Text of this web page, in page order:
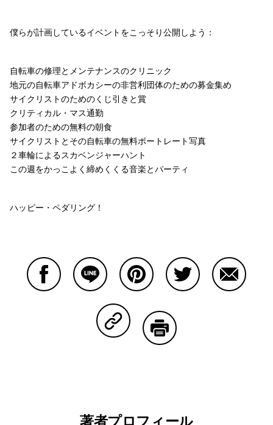
僕らが計画しているイベントをこっそり公開しよう：
自転車の修理とメンテナンスのクリニック
地元の自転車アドボカシーの非営利団体のための募金集め
サイクリストのためのくじ引きと賞
クリティカル・マス通勤
参加者のための無料の朝食
サイクリストとその自転車の無料ポートレート写真
２車輪によるスカベンジャーハント
この週をかっこよく締めくくる音楽とパーティ
ハッピー・ペダリング！
Copy Linkで共有する
著者プロフィール